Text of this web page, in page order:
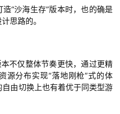
“沙海生存”版本时，也的确是
思路的。
本不仅整体节奏更快，通过更精
源分布实现“落地刚枪”式的体
由切换上也有着优于同类型游